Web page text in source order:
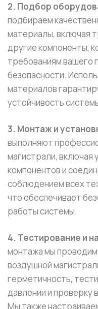
2. Подбор
подбираем
материалы, включая
другие компоненты,
требованиям вашего
безопасности.
материалов
устойчивость
3. Монтаж и
выполняют
магистрали, включая
компонентов и
соблюдением всех
что обеспечивает
работы системы.
4. Тестирование и
монтажа мы
воздушной
герметичность,
давлении и проверку
Мы также